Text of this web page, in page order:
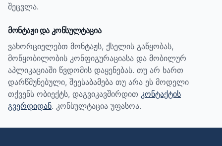
შეცვლა.
მონტაჟი და კონსულტაცია
ვახორციელებთ მონტაჟს, ქსელის გაწყობას,
მოწყობილობის კონფიგურაციასა და მობილურ
აპლიკაციაში წვდომის დაყენებას. თუ არ ხართ
დარწმუნებული, შეესაბამება თუ არა ეს მოდელი
თქვენს ობიექტს, დაგვიკავშირდით კონტაქტის
გვერდიდან. კონსულტაცია უფასოა.